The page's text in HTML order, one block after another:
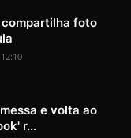
foto
e volta ao
r...